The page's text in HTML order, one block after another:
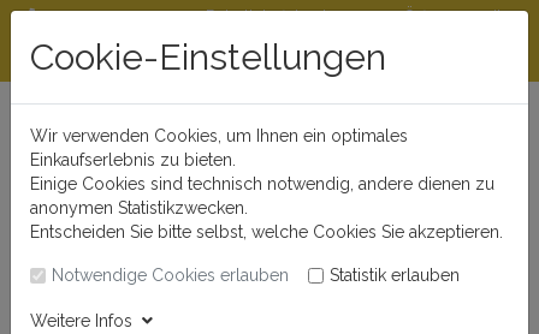
Beratungshotline
0721 - 830 777 0
Rabattstaffeln ab
300 €
Öffnungszeiten
Cookie-Einstellungen
Wir verwenden Cookies, um Ihnen ein optimales
Einkaufserlebnis zu bieten.
Einige Cookies sind technisch notwendig, andere dienen zu
anonymen Statistikzwecken.
Entscheiden Sie bitte selbst, welche Cookies Sie akzeptieren.
Notwendige Cookies erlauben Statistik erlauben
Weitere Infos